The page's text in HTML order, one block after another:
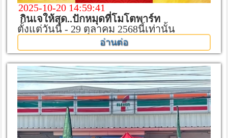
2025-10-20 14:59:41
กินเจให้สุด..ปักหมุดที่โมโตพาร์ท
ตั้งแต่วันนี้ - 29 ตุลาคม 2568นี้เท่านั้น
อ่านต่อ